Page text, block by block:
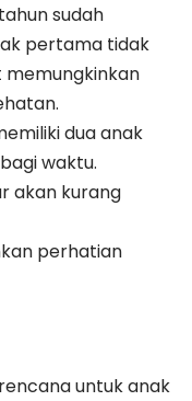
sudah
pertama tidak
memungkinkan
dua anak
waktu.
akan kurang
perhatian
untuk anak